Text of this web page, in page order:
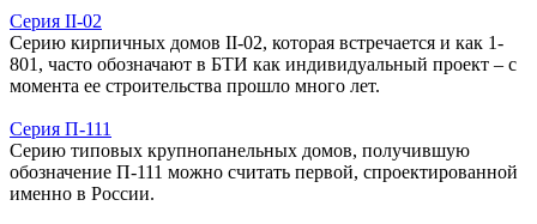
Серия II-02
Серию кирпичных домов II-02, которая встречается и как 1-
801, часто обозначают в БТИ как индивидуальный проект – с
момента ее строительства прошло много лет.
Серия П-111
Серию типовых крупнопанельных домов, получившую
обозначение П-111 можно считать первой, спроектированной
именно в России.